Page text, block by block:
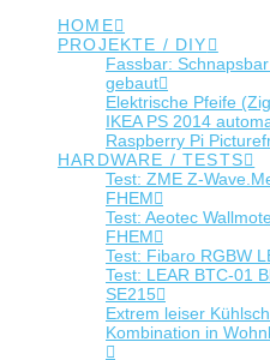
HOME
PROJEKTE / DIY
Fassbar:
gebaut
Elektrische Pfeife
IKEA PS 2014
Raspberry Pi
HARDWARE / TESTS
Test: ZME Z-
FHEM
Test: Aeotec
FHEM
Test: Fibaro RGBW
Test: LEAR BTC-01
SE215
Extrem leiser
Kombination in